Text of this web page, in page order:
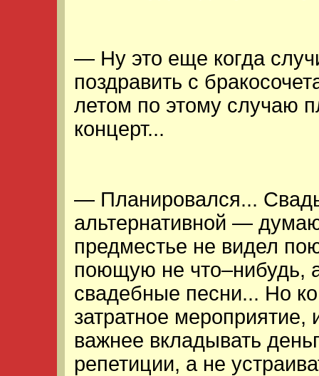
— Ну это еще когда
поздравить с
летом по этому случаю
концерт...
— Планировался...
альтернативной —
предместье не видел
поющую не что–нибудь,
свадебные песни... Но
затратное мероприятие,
важнее вкладывать
репетиции, а не